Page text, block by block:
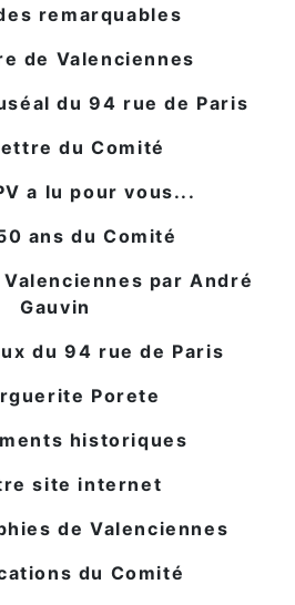
remarquables
de Valenciennes
du 94 rue de Paris
du Comité
a lu pour vous...
ans du Comité
par André
Gauvin
du 94 rue de Paris
Porete
historiques
site internet
de Valenciennes
du Comité